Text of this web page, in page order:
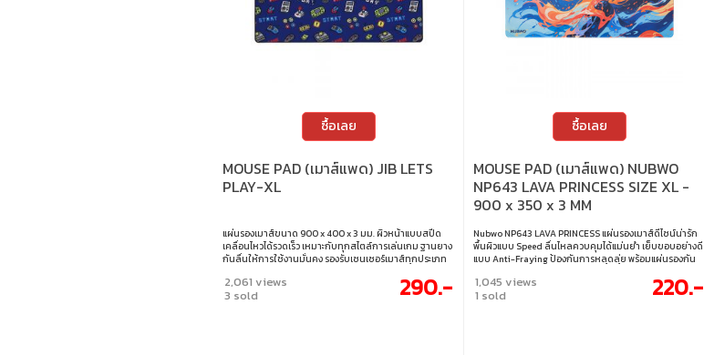
ซื้อเลย
MOUSE PAD (เมาส์แพด) JIB LETS
PLAY-XL
แผ่นรองเมาส์ขนาด 900 x 400 x 3 มม. ผิวหน้าแบบสปีด
เคลื่อนไหวได้รวดเร็ว เหมาะกับทุกสไตล์การเล่นเกม ฐานยาง
กันลื่นให้การใช้งานมั่นคง รองรับเซนเซอร์เมาส์ทุกประเภท
900 x 400 x 3 มม.
2,061 views
3 sold 290.-
ซื้อเลย
MOUSE PAD (เมาส์แพด) NUBWO
NP643 LAVA PRINCESS SIZE XL -
900 x 350 x 3 MM
Nubwo NP643 LAVA PRINCESS แผ่นรองเมาส์ดีไซน์น่ารัก
พื้นผิวแบบ Speed ลื่นไหลควบคุมได้แม่นยำ เย็บขอบอย่างดี
แบบ Anti-Fraying ป้องกันการหลุดลุ่ย พร้อมแผ่นรองกัน
สะอาดง่าย และมีความหนา 3 มม. ใช้งานทนทานยาวนาน •
พื้นผิวเรียบแบบ Speed • ขอบไม่หลุดลุ่ย Anti Fraying • พื้น
1,045 views
1 sold 220.-